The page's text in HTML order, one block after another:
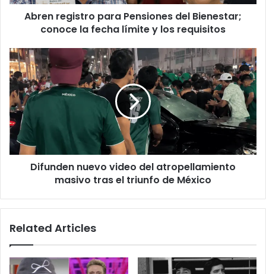
fecha
límite
requisitos
Abren registro para Pensiones del Bienestar;
conoce la fecha límite y los requisitos
Difunden
nuevo
video
del
atropellamiento
masivo
tras
el
triunfo
Difunden nuevo video del atropellamiento
masivo tras el triunfo de México
Related Articles